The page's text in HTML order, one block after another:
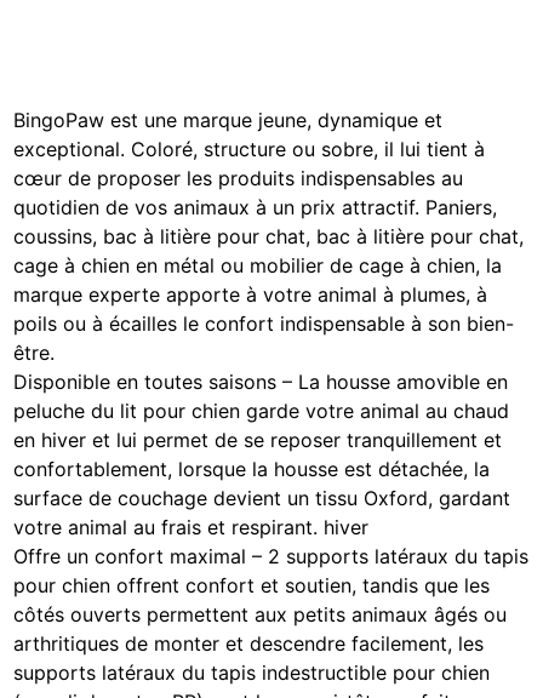
BingoPaw est une marque jeune, dynamique et
exceptional. Coloré, structure ou sobre, il lui tient à
cœur de proposer les produits indispensables au
quotidien de vos animaux à un prix attractif. Paniers,
coussins, bac à litière pour chat, bac à litière pour chat,
cage à chien en métal ou mobilier de cage à chien, la
marque experte apporte à votre animal à plumes, à
poils ou à écailles le confort indispensable à son bien-
être.
Disponible en toutes saisons – La housse amovible en
peluche du lit pour chien garde votre animal au chaud
en hiver et lui permet de se reposer tranquillement et
confortablement, lorsque la housse est détachée, la
surface de couchage devient un tissu Oxford, gardant
votre animal au frais et respirant. hiver
Offre un confort maximal – 2 supports latéraux du tapis
pour chien offrent confort et soutien, tandis que les
côtés ouverts permettent aux petits animaux âgés ou
arthritiques de monter et descendre facilement, les
supports latéraux du tapis indestructible pour chien